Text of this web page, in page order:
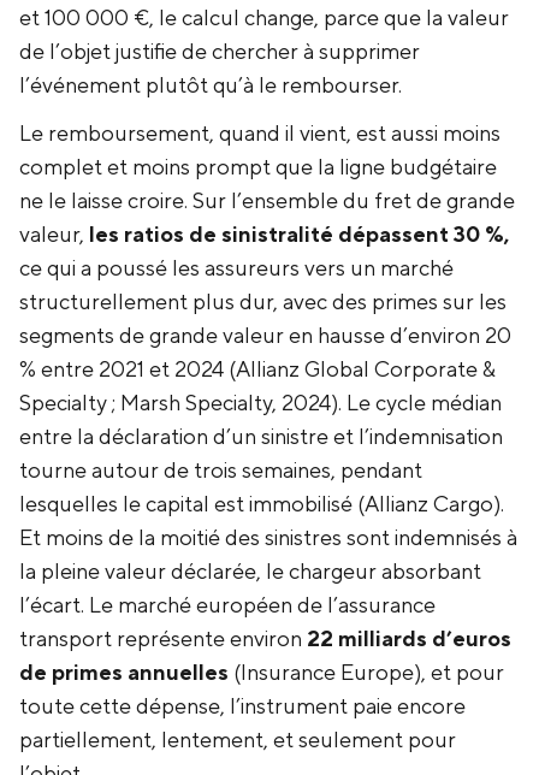
et 100 000 €, le calcul change, parce que la valeur
de l’objet justifie de chercher à supprimer
l’événement plutôt qu’à le rembourser.
Le remboursement, quand il vient, est aussi moins
complet et moins prompt que la ligne budgétaire
ne le laisse croire. Sur l’ensemble du fret de grande
valeur, les ratios de sinistralité dépassent 30 %,
ce qui a poussé les assureurs vers un marché
structurellement plus dur, avec des primes sur les
segments de grande valeur en hausse d’environ 20
% entre 2021 et 2024 (Allianz Global Corporate &
Specialty ; Marsh Specialty, 2024). Le cycle médian
entre la déclaration d’un sinistre et l’indemnisation
tourne autour de trois semaines, pendant
lesquelles le capital est immobilisé (Allianz Cargo).
Et moins de la moitié des sinistres sont indemnisés à
la pleine valeur déclarée, le chargeur absorbant
l’écart. Le marché européen de l’assurance
transport représente environ 22 milliards d’euros
de primes annuelles (Insurance Europe), et pour
toute cette dépense, l’instrument paie encore
partiellement, lentement, et seulement pour